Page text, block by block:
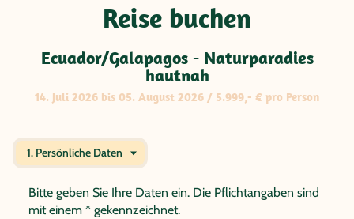
Reise buchen
Ecuador/Galapagos - Naturparadies
hautnah
14. Juli 2026 bis 05. August 2026 / 5.999,- € pro Person
1. Persönliche Daten
Bitte geben Sie Ihre Daten ein. Die Pflichtangaben sind
mit einem * gekennzeichnet.